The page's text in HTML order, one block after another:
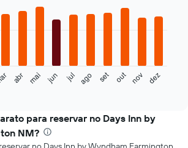
abr mai jun jul ago set out nov dez
para reservar no Days Inn by
NM?